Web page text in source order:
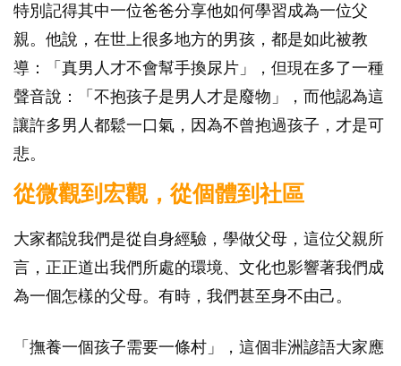
特別記得其中一位爸爸分享他如何學習成為一位父
親。他說，在世上很多地方的男孩，都是如此被教
導：「真男人才不會幫手換尿片」，但現在多了一種
聲音說：「不抱孩子是男人才是廢物」，而他認為這
讓許多男人都鬆一口氣，因為不曾抱過孩子，才是可
悲。
從微觀到宏觀，從個體到社區
大家都說我們是從自身經驗，學做父母，這位父親所
言，正正道出我們所處的環境、文化也影響著我們成
為一個怎樣的父母。有時，我們甚至身不由己。
「撫養一個孩子需要一條村」，這個非洲諺語大家應